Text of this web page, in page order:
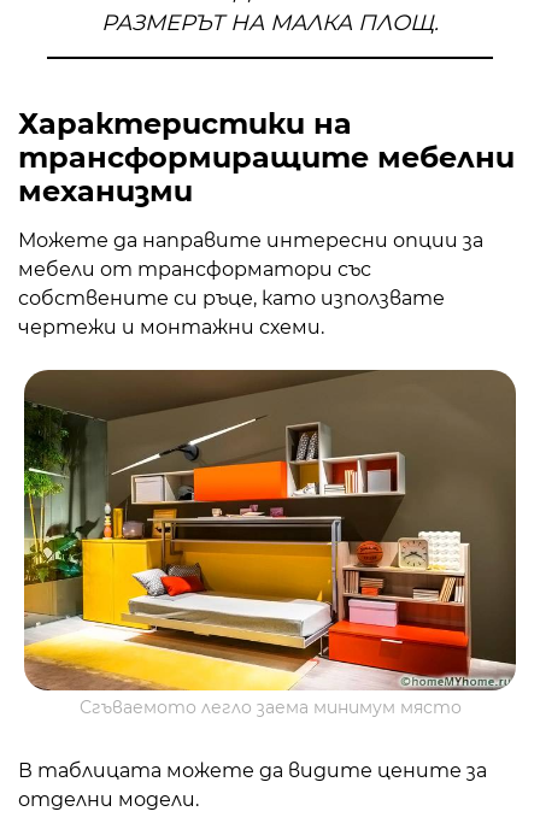
РАЗМЕРЪТ НА МАЛКА ПЛОЩ.
Характеристики на
трансформиращите мебелни
механизми
Можете да направите интересни опции за
мебели от трансформатори със
собствените си ръце, като използвате
чертежи и монтажни схеми.
Сгъваемото легло заема минимум място
В таблицата можете да видите цените за
отделни модели.